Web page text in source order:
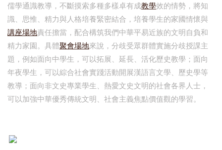
儒學通識教導，不斷摸索多種多樣卓有成教學效的情勢，將知
識、思惟、精力與人格培養緊密結合，培養學生的家國情懷與
講座場地責任擔當，配合構筑我們中華平易近族的文明自負和
精力家園。具體聚會場地來說，分歧受眾群體實施分歧授課主
題，例如面向中學生，可以拓展、延長、活化歷史教學；面向
年夜學生，可以綜合社會實踐活動開展漢語言文學、歷史學等
教導；面向非文史專業學生、熱愛文史文明的社會各界人士，
可以加強中華優秀傳統文明、社會主義焦點價值觀的學習。